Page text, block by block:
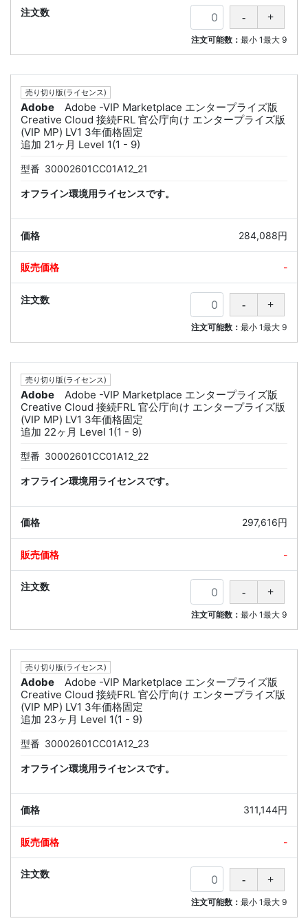
注文可能数：最小 1最大 9
売り切り版(ライセンス)
Adobe
Adobe -VIP Marketplace エンタープライズ版
Creative Cloud 接続FRL 官公庁向け エンタープライズ版
(VIP MP) LV1 3年価格固定
追加 21ヶ月 Level 1(1 - 9)
型番 30002601CC01A12_21
オフライン環境用ライセンスです。
284,088円
-
注文可能数：最小 1最大 9
売り切り版(ライセンス)
Adobe
Adobe -VIP Marketplace エンタープライズ版
Creative Cloud 接続FRL 官公庁向け エンタープライズ版
(VIP MP) LV1 3年価格固定
追加 22ヶ月 Level 1(1 - 9)
型番 30002601CC01A12_22
オフライン環境用ライセンスです。
297,616円
-
注文可能数：最小 1最大 9
売り切り版(ライセンス)
Adobe
Adobe -VIP Marketplace エンタープライズ版
Creative Cloud 接続FRL 官公庁向け エンタープライズ版
(VIP MP) LV1 3年価格固定
追加 23ヶ月 Level 1(1 - 9)
型番 30002601CC01A12_23
オフライン環境用ライセンスです。
311,144円
-
注文可能数：最小 1最大 9